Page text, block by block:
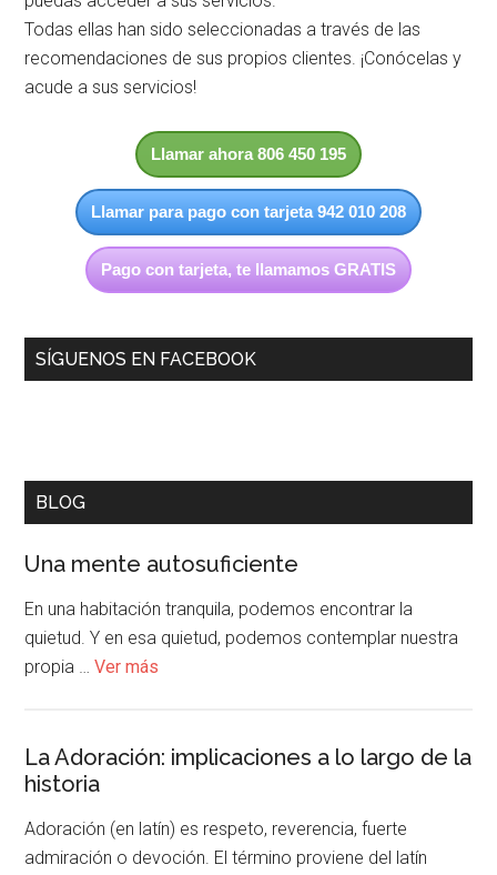
Todas ellas han sido seleccionadas a través de las
recomendaciones de sus propios clientes. ¡Conócelas y
acude a sus servicios!
Llamar ahora 806 450 195
Llamar para pago con tarjeta 942 010 208
Pago con tarjeta, te llamamos GRATIS
SÍGUENOS EN FACEBOOK
BLOG
Una mente autosuficiente
En una habitación tranquila, podemos encontrar la
quietud. Y en esa quietud, podemos contemplar nuestra
propia …Ver más
La Adoración: implicaciones a lo largo de la
historia
Adoración (en latín) es respeto, reverencia, fuerte
admiración o devoción. El término proviene del latín